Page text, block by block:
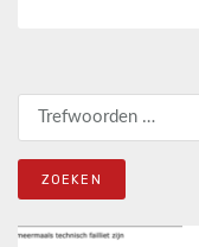
Zoeken naar: